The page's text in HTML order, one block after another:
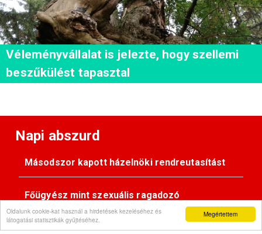
Megértettem
Oldalunk cookie-kat használ a hirdetések kezeléséhez és
látogatási statisztikák gyűjtéséhez.
Véleményvállalat is jelezte, hogy szellemi
beszűkülést tapasztal
Napi abszurd
Másodszor kapott házelnöki rendreutasítást
Főügyész mint szexuális ragadozó
Pimasz önkényúr